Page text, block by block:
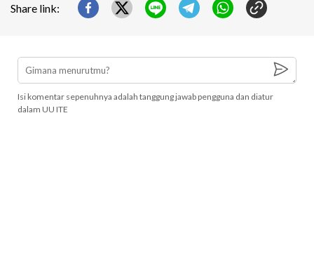
Share link:
Isi komentar sepenuhnya adalah tanggung jawab pengguna dan diatur
dalam UU ITE